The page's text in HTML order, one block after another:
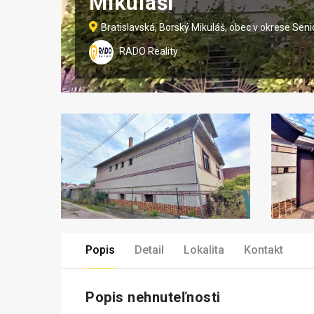
Bratislavská, Borský Mikuláš, obec v okrese
RADO Reality
Popis Detail Lokalita Kontakt
Popis nehnuteľnosti